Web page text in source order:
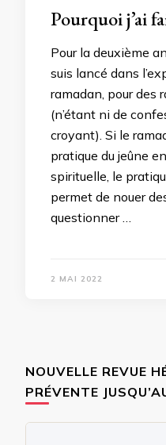
Pourquoi j’ai
Pour la deuxième
suis lancé dans
ramadan, pour des
(n’étant ni de
croyant). Si le
pratique du jeûne
spirituelle, le
permet de nouer
questionner …
2 MAI 2022
NOUVELLE REVUE
PRÉVENTE